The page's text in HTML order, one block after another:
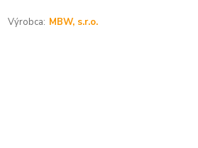
Výrobca: MBW, s.r.o.